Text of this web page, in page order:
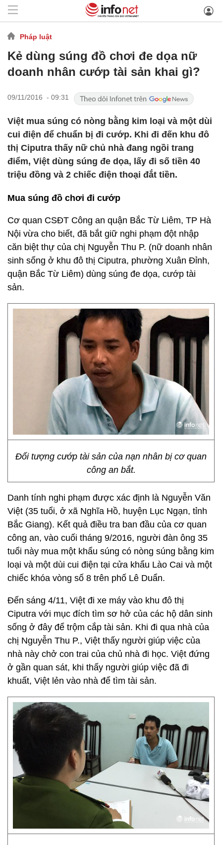
Pháp luật
Kẻ dùng súng đồ chơi đe dọa nữ
doanh nhân cướp tài sản khai gì?
09/11/2016 - 09:31
Việt mua súng có nòng bằng kim loại và một dùi
cui điện để chuẩn bị đi cướp. Khi đi đến khu đô
thị Ciputra thấy nữ chủ nhà đang ngồi trang
điểm, Việt dùng súng đe dọa, lấy đi số tiền 40
triệu đồng và 2 chiếc điện thoại đắt tiền.
Mua súng đồ chơi đi cướp
Cơ quan CSĐT Công an quận Bắc Từ Liêm, TP Hà
Nội vừa cho biết, đã bắt giữ nghi phạm đột nhập
căn biệt thự của chị Nguyễn Thu P. (nữ doanh nhân
sinh sống ở khu đô thị Ciputra, phường Xuân Đỉnh,
quận Bắc Từ Liêm) dùng súng đe dọa, cướp tài
sản.
Đối tượng cướp tài sản của nạn nhân bị cơ quan
công an bắt.
Danh tính nghi phạm được xác định là Nguyễn Văn
Việt (35 tuổi, ở xã Nghĩa Hồ, huyện Lục Ngạn, tỉnh
Bắc Giang). Kết quả điều tra ban đầu của cơ quan
công an, vào cuối tháng 9/2016, người đàn ông 35
tuổi này mua một khẩu súng có nòng súng bằng kim
loại và một dùi cui điện tại cửa khẩu Lào Cai và một
chiếc khóa vòng số 8 trên phố Lê Duẩn.
Đến sáng 4/11, Việt đi xe máy vào khu đô thị
Ciputra với mục đích tìm sơ hở của các hộ dân sinh
sống ở đây để trộm cắp tài sản. Khi đi qua nhà của
chị Nguyễn Thu P., Việt thấy người giúp việc của
nhà này chở con trai của chủ nhà đi học. Việt đứng
ở gần quan sát, khi thấy người giúp việc đã đi
khuất, Việt lẻn vào nhà để tìm tài sản.